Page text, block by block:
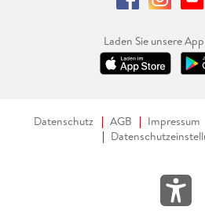
Laden Sie unsere
Datenschutz AGB Impressum